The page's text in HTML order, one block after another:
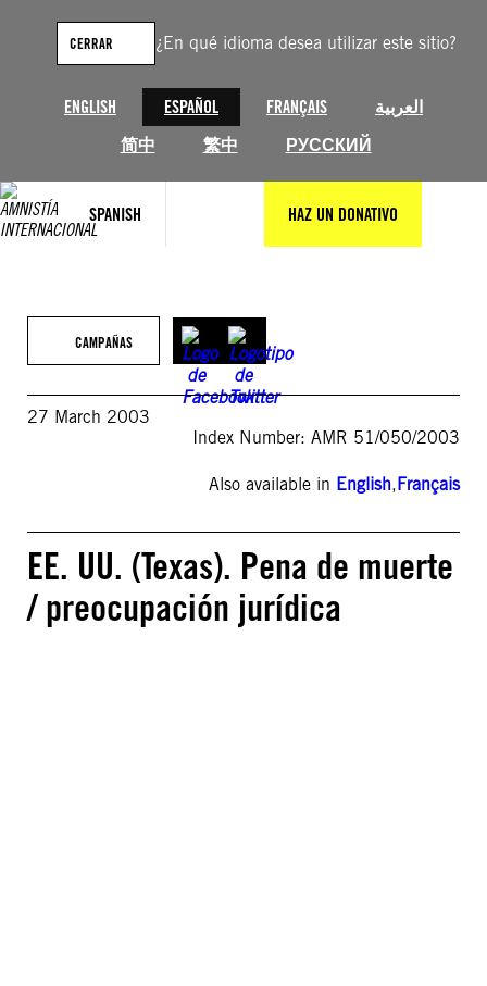
¿En qué idioma desea utilizar este sitio?
ENGLISH ESPAÑOL FRANÇAIS
العربية
简中
繁中 РУССКИЙ
CERRAR
SPANISH HAZ UN DONATIVO
contenido
CAMPAÑAS
27 March 2003
Index Number: AMR 51/050/2003
Also available in English,Français
EE. UU. (Texas). Pena de muerte
/ preocupación jurídica